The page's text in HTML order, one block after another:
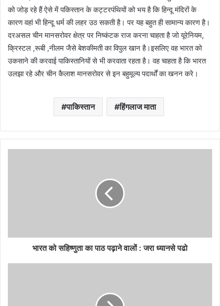
को जोड़ रहे हैं ऐसे में पकिस्तान के कट्टरपंथियों को भय है कि हिन्दू मंदिरों के
कारण वहां भी हिन्दू धर्म की लहर उठ सकती है। पर यह बहुत ही सामान्य कारण है।
दरअसल चीन मानसरोवर क्षेत्र पर निष्कंटक राज करना चाहता है जो यूरेनियम,
क्रिस्टल ,रूबी ,नीलम जैसे बेशकीमती का विपुल खान है।इसलिए वह भारत को
उकसाने की करवाई पाकिस्तानियों से भी करवाता रहता है। वह चाहता है कि भारत
उलझा रहे और चीन कैलाश मानसरोवर से इन बहुमूल्य पदार्थों का खनन करे।
पाकिस्तान हिंगलाज माता
भारत को सहिष्णुता का पाठ पढ़ाने वालों : जरा ध्यानसे पढो